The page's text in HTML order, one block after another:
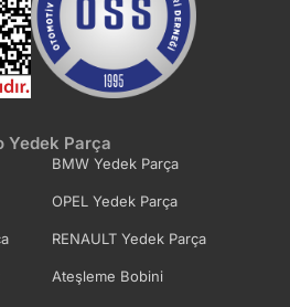
Yedek Parça
BMW Yedek Parça
OPEL Yedek Parça
RENAULT Yedek Parça
Ateşleme Bobini